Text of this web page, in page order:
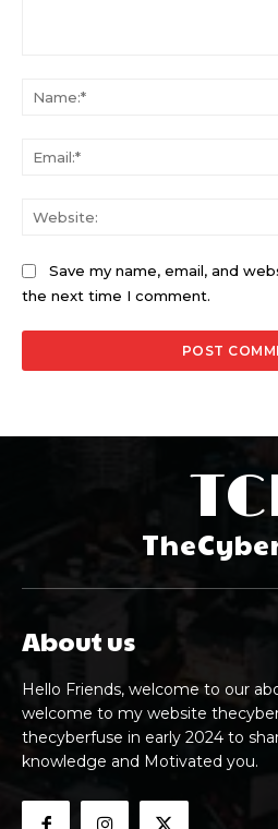
Save my name, email, and
the next time I comment.
About us
Hello Friends, welcome to our
welcome to my website
thecyberfuse in early 2024 to
knowledge and Motivated you.